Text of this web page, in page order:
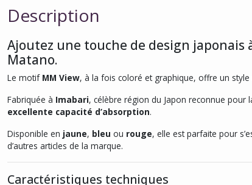
Description
Ajoutez une touche de design
Matano.
Le motif MM View, à la fois coloré et graphique, offre un
Fabriquée à Imabari, célèbre région du Japon reconnue pour
excellente capacité d’absorption.
Disponible en jaune, bleu ou rouge, elle est parfaite pour
d’autres articles de la marque.
Caractéristiques techniques